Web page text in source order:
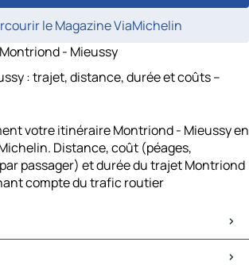
le Magazine ViaMichelin
Montriond - Mieussy
: trajet, distance, durée et coûts –
votre itinéraire Montriond - Mieussy en
Distance, coût (péages,
passager) et durée du trajet Montriond
compte du trafic routier
plans